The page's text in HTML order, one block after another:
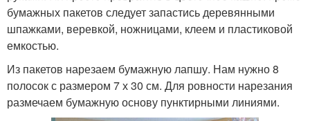
бумажных пакетов следует запастись деревянными
шпажками, веревкой, ножницами, клеем и пластиковой
емкостью.
Из пакетов нарезаем бумажную лапшу. Нам нужно 8
полосок с размером 7 х 30 см. Для ровности нарезания
размечаем бумажную основу пунктирными линиями.